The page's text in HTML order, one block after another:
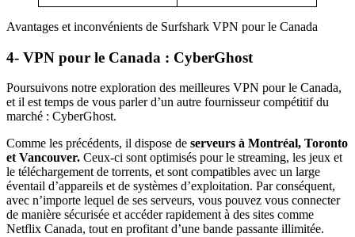
Avantages et inconvénients de Surfshark VPN pour le Canada
4- VPN pour le Canada : CyberGhost
Poursuivons notre exploration des meilleures VPN pour le Canada,
et il est temps de vous parler d’un autre fournisseur compétitif du
marché : CyberGhost.
Comme les précédents, il dispose de serveurs à Montréal, Toronto
et Vancouver. Ceux-ci sont optimisés pour le streaming, les jeux et
le téléchargement de torrents, et sont compatibles avec un large
éventail d’appareils et de systèmes d’exploitation. Par conséquent,
avec n’importe lequel de ses serveurs, vous pouvez vous connecter
de manière sécurisée et accéder rapidement à des sites comme
Netflix Canada, tout en profitant d’une bande passante illimitée.